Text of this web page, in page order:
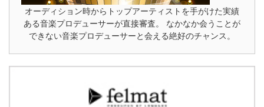
オーディション時からトップアーティストを手がけた実績
ある音楽プロデューサーが直接審査。 なかなか会うことが
できない音楽プロデューサーと会える絶好のチャンス。